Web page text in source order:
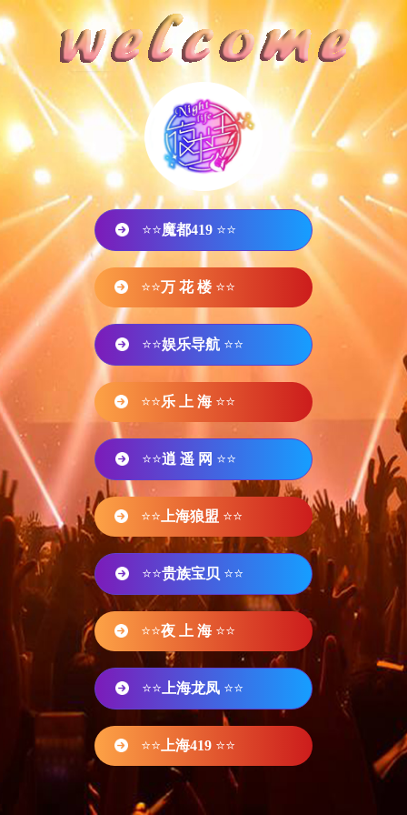
⭐⭐魔都419 ⭐⭐
⭐⭐万 花 楼 ⭐⭐
⭐⭐娱乐导航 ⭐⭐
⭐⭐乐 上 海 ⭐⭐
⭐⭐逍 遥 网 ⭐⭐
⭐⭐ 上海狼盟 ⭐⭐
⭐⭐贵族宝贝 ⭐⭐
⭐⭐夜 上 海 ⭐⭐
⭐⭐ 上海龙凤 ⭐⭐
⭐⭐ 上海419 ⭐⭐